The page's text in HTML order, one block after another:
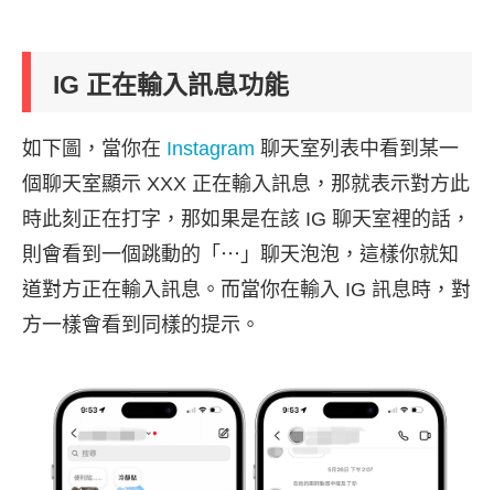
IG 正在輸入訊息功能
如下圖，當你在 Instagram 聊天室列表中看到某一
個聊天室顯示 XXX 正在輸入訊息，那就表示對方此
時此刻正在打字，那如果是在該 IG 聊天室裡的話，
則會看到一個跳動的「⋯」聊天泡泡，這樣你就知
道對方正在輸入訊息。而當你在輸入 IG 訊息時，對
方一樣會看到同樣的提示。